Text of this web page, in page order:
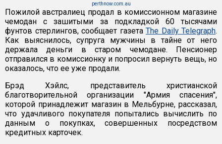
perthnow.com.au
Пожилой австралиец продал в комиссионном магазине
чемодан с зашитыми за подкладкой 60 тысячами
фунтов стерлингов, сообщает газета The Daily Telegraph.
Как выяснилось, супруга мужчины в тайне от него
держала деньги в старом чемодане. Пенсионер
отправился в комиссионку и попросил вернуть вещь, но
оказалось, что ее уже продали.
Брэд Хэйлс, представитель христианской
благотворительной организации "Армия спасения",
которой принадлежит магазин в Мельбурне, рассказал,
что удачливого покупателя попытались вычислить по
данным о покупках, совершенных посредством
кредитных карточек.